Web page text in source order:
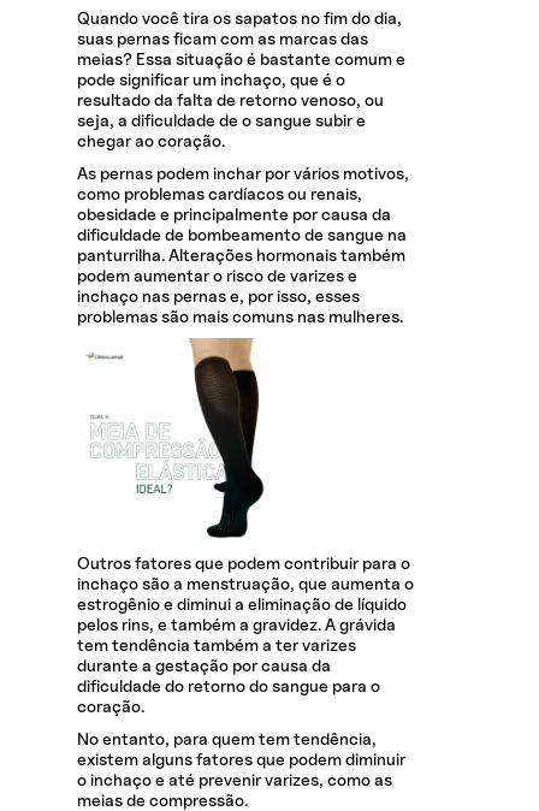
Quando você tira os sapatos no fim do dia,
suas pernas ficam com as marcas das
meias? Essa situação é bastante comum e
pode significar um inchaço, que é o
resultado da falta de retorno venoso, ou
seja, a dificuldade de o sangue subir e
chegar ao coração.
As pernas podem inchar por vários motivos,
como problemas cardíacos ou renais,
obesidade e principalmente por causa da
dificuldade de bombeamento de sangue na
panturrilha. Alterações hormonais também
podem aumentar o risco de varizes e
inchaço nas pernas e, por isso, esses
problemas são mais comuns nas mulheres.
Outros fatores que podem contribuir para o
inchaço são a menstruação, que aumenta o
estrogênio e diminui a eliminação de líquido
pelos rins, e também a gravidez. A grávida
tem tendência também a ter varizes
durante a gestação por causa da
dificuldade do retorno do sangue para o
coração.
No entanto, para quem tem tendência,
existem alguns fatores que podem diminuir
o inchaço e até prevenir varizes, como as
meias de compressão.